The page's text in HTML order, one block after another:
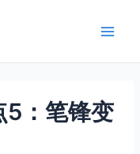
5：笔锋变